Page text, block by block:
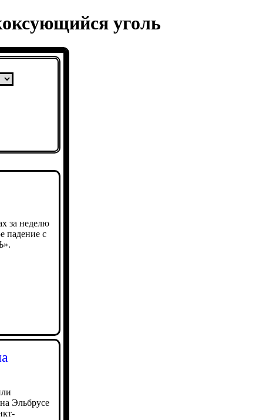
уголь
за неделю
падение с
Эльбрусе